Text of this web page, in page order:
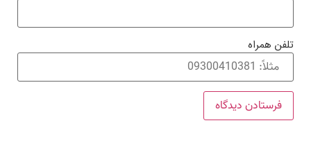
تلفن همراه